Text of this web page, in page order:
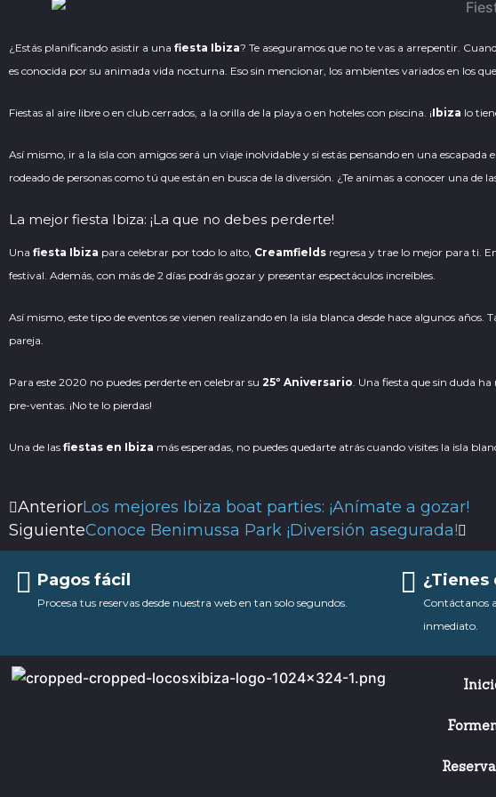
¿Estás planificando asistir a una fiesta Ibiza? Te aseguramos que no te vas a arrepentir.
es conocida por su animada vida nocturna. Eso sin mencionar, los ambientes variados en los
Fiestas al aire libre o en club cerrados, a la orilla de la playa o en hoteles con piscina. ¡Ibiza lo
Así mismo, ir a la isla con amigos será un viaje inolvidable y si estás pensando en una
rodeado de personas como tú que están en busca de la diversión. ¿Te animas a conocer una de
La mejor fiesta Ibiza: ¡La que no debes perderte!
Una fiesta Ibiza para celebrar por todo lo alto, Creamfields regresa y trae lo mejor para ti.
festival. Además, con más de 2 días podrás gozar y presentar espectáculos increíbles.
Así mismo, este tipo de eventos se vienen realizando en la isla blanca desde hace algunos
pareja.
Para este 2020 no puedes perderte en celebrar su 25º Aniversario . Una fiesta que sin duda
pre-ventas. ¡No te lo pierdas!
Una de las fiestas en Ibiza más esperadas, no puedes quedarte atrás cuando visites la isla
Ant
AnteriorLos mejores Ibiza boat parties: ¡Anímate a gozar!
SiguienteConoce Benimussa Park ¡Diversión asegurada!
Pagos fácil
Procesa tus reservas desde nuestra web en tan solo segundos.
¿Tienes
Contáctanos
inmediato.